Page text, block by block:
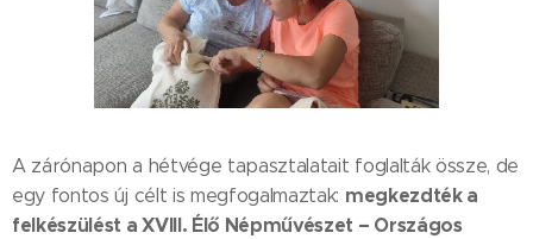
A zárónapon a hétvége tapasztalatait foglalták össze, de
egy fontos új célt is megfogalmaztak: megkezdték a
felkészülést a XVIII. Élő Népművészet – Országos